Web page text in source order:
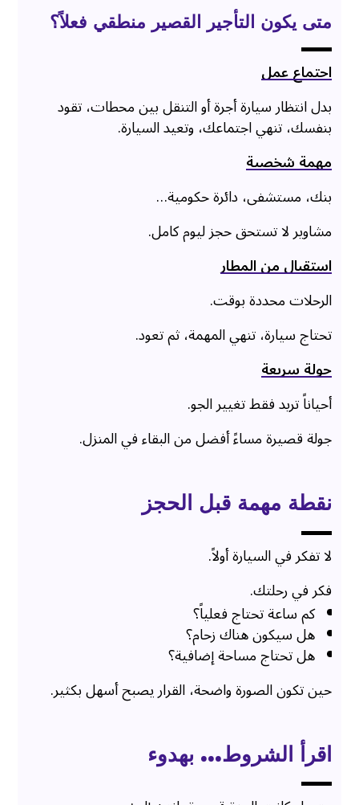
متى يكون التأجير القصير منطقي فعلاً؟
اجتماع عمل
بدل انتظار سيارة أجرة أو التنقل بين محطات، تقود
بنفسك، تنهي اجتماعك، وتعيد السيارة.
مهمة شخصية
بنك، مستشفى، دائرة حكومية…
مشاوير لا تستحق حجز ليوم كامل.
استقبال من المطار
الرحلات محددة بوقت.
تحتاج سيارة، تنهي المهمة، ثم تعود.
جولة سريعة
أحياناً تريد فقط تغيير الجو.
جولة قصيرة مساءً أفضل من البقاء في المنزل.
نقطة مهمة قبل الحجز
لا تفكر في السيارة أولاً.
فكر في رحلتك.
كم ساعة تحتاج فعلياً؟
هل سيكون هناك زحام؟
هل تحتاج مساحة إضافية؟
حين تكون الصورة واضحة، القرار يصبح أسهل بكثير.
اقرأ الشروط… بهدوء